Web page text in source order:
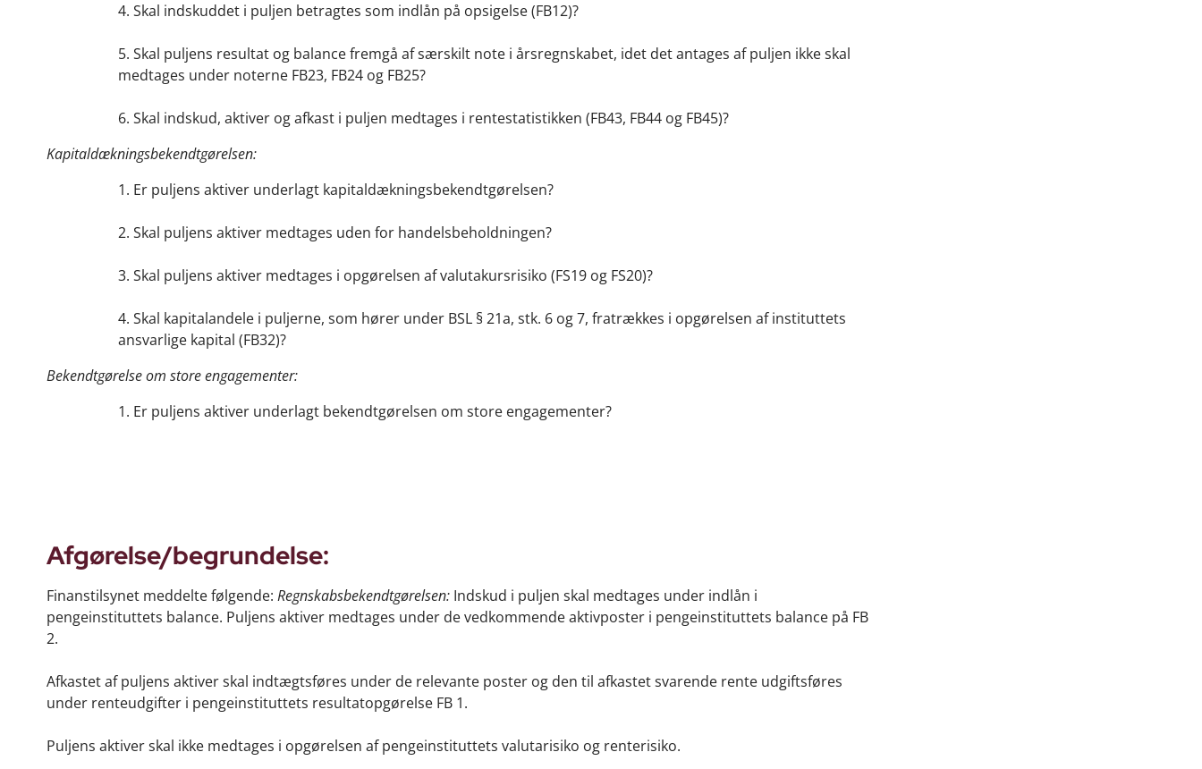
4. Skal indskuddet i puljen betragtes som indlån på opsigelse (FB12)?
5. Skal puljens resultat og balance fremgå af særskilt note i årsregnskabet, idet det antages af puljen ikke skal
medtages under noterne FB23, FB24 og FB25?
6. Skal indskud, aktiver og afkast i puljen medtages i rentestatistikken (FB43, FB44 og FB45)?
Kapitaldækningsbekendtgørelsen:
1. Er puljens aktiver underlagt kapitaldækningsbekendtgørelsen?
2. Skal puljens aktiver medtages uden for handelsbeholdningen?
3. Skal puljens aktiver medtages i opgørelsen af valutakursrisiko (FS19 og FS20)?
4. Skal kapitalandele i puljerne, som hører under BSL § 21a, stk. 6 og 7, fratrækkes i opgørelsen af instituttets
ansvarlige kapital (FB32)?
Bekendtgørelse om store engagementer:
1. Er puljens aktiver underlagt bekendtgørelsen om store engagementer?
Afgørelse/begrundelse:
Finanstilsynet meddelte følgende: Regnskabsbekendtgørelsen: Indskud i puljen skal medtages under indlån i
pengeinstituttets balance. Puljens aktiver medtages under de vedkommende aktivposter i pengeinstituttets balance på FB
2.
Afkastet af puljens aktiver skal indtægtsføres under de relevante poster og den til afkastet svarende rente udgiftsføres
under renteudgifter i pengeinstituttets resultatopgørelse FB 1.
Puljens aktiver skal ikke medtages i opgørelsen af pengeinstituttets valutarisiko og renterisiko.